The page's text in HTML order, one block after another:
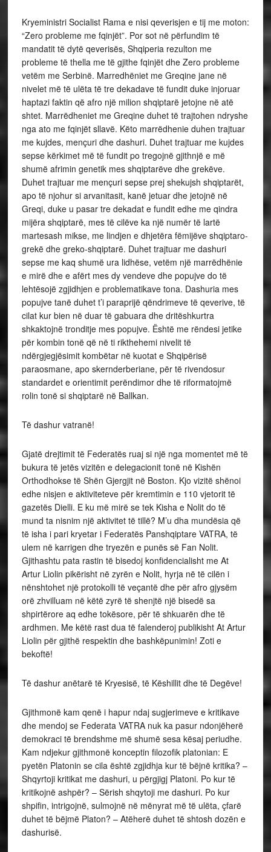
Kryeministri Socialist Rama e nisi qeverisjen e tij me moton:
“Zero probleme me fqinjët”. Por sot në përfundim të
mandatit të dytë qeverisës, Shqiperia rezulton me
probleme të thella me të gjithe fqinjët dhe Zero probleme
vetëm me Serbinë. Marredhëniet me Greqine jane në
nivelet më të ulëta të tre dekadave të fundit duke injoruar
haptazi faktin që afro një milion shqiptarë jetojne në atë
shtet. Marrëdheniet me Greqine duhet të trajtohen ndryshe
nga ato me fqinjët sllavë. Këto marrëdhenie duhen trajtuar
me kujdes, mençuri dhe dashuri. Duhet trajtuar me kujdes
sepse kërkimet më të fundit po tregojnë gjithnjë e më
shumë afrimin genetik mes shqiptarëve dhe grekëve.
Duhet trajtuar me mençuri sepse prej shekujsh shqiptarët,
apo të njohur si arvanitasit, kanë jetuar dhe jetojnë në
Greqi, duke u pasar tre dekadat e fundit edhe me qindra
mijëra shqiptarë, mes të cilëve ka një numër të lartë
martesash mikse, me lindjen e dhjetëra fëmijëve shqiptaro-
grekë dhe greko-shqiptarë. Duhet trajtuar me dashuri
sepse me kaq shumë ura lidhëse, vetëm një marrëdhënie
e mirë dhe e afërt mes dy vendeve dhe popujve do të
lehtësojë zgjidhjen e problematikave tona. Dashuria mes
popujve tanë duhet t’i paraprijë qëndrimeve të qeverive, të
cilat kur bien në duar të gabuara dhe dritëshkurtra
shkaktojnë tronditje mes popujve. Është me rëndesi jetike
për kombin tonë që në ti rikthehemi nivelit të
ndërgjegjësimit kombëtar në kuotat e Shqipërisë
paraosmane, apo skernderberiane, për të rivendosur
standardet e orientimit perëndimor dhe të riformatojmë
rolin tonë si shqiptarë në Ballkan.
Të dashur vatranë!
Gjatë drejtimit të Federatës ruaj si një nga momentet më të
bukura të jetës vizitën e delegacionit tonë në Kishën
Orthodhokse të Shën Gjergjit në Boston. Kjo vizitë shënoi
edhe nisjen e aktiviteteve për kremtimin e 110 vjetorit të
gazetës Dielli. E ku më mirë se tek Kisha e Nolit do të
mund ta nisnim një aktivitet të tillë? M’u dha mundësia që
të isha i pari kryetar i Federatës Panshqiptare VATRA, të
ulem në karrigen dhe tryezën e punës së Fan Nolit.
Gjithashtu pata rastin të bisedoj konfidencialisht me At
Artur Liolin pikërisht në zyrën e Nolit, hyrja në të cilën i
nënshtohet një protokolli të veçantë dhe për afro gjysëm
orë zhvilluam në këtë zyrë të shenjtë një bisedë sa
shpirtërore aq edhe tokësore, për të shkuarën dhe të
ardhmen. Me këtë rast dua të falenderoj publikisht At Artur
Liolin për gjithë respektin dhe bashkëpunimin! Zoti e
bekoftë!
Të dashur anëtarë të Kryesisë, të Këshillit dhe të Degëve!
Gjithmonë kam qenë i hapur ndaj sugjerimeve e kritikave
dhe mendoj se Federata VATRA nuk ka pasur ndonjëherë
demokraci të brendshme më shumë sesa kësaj periudhe.
Kam ndjekur gjithmonë konceptin filozofik platonian: E
pyetën Platonin se cila është zgjidhja kur të bëjnë kritika? –
Shqyrtoji kritikat me dashuri, u përgjigj Platoni. Po kur të
kritikojnë ashpër? – Sërish shqytoji me dashuri. Po kur
shpifin, intrigojnë, sulmojnë në mënyrat më të ulëta, çfarë
duhet të bëjmë Platon? – Atëherë duhet të shtosh dozën e
dashurisë.